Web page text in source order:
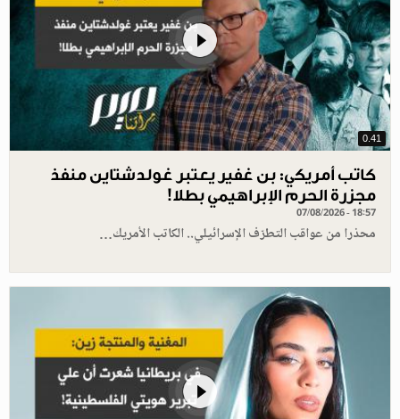
0.41
كاتب أمريكي: بن غفير يعتبر غولدشتاين منفذ
مجزرة الحرم الإبراهيمي بطلا!
07/08/2026 - 18:57
محذرا من عواقب التطرّف الإسرائيلي.. الكاتب الأمريك…